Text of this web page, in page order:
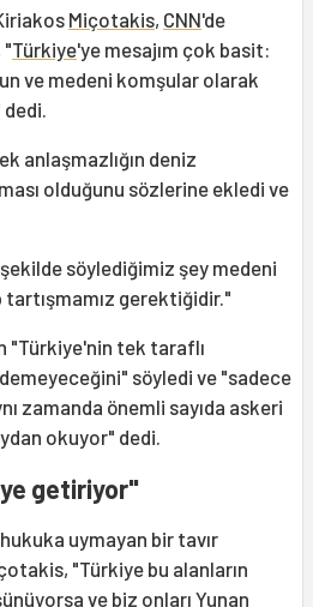
Miçotakis, CNN'de
"Türkiye'ye mesajım çok basit:
ve medeni komşular olarak
dedi.
anlaşmazlığın deniz
olduğunu sözlerine ekledi ve
söylediğimiz şey medeni
gerektiğidir."
"Türkiye'nin tek taraflı
söyledi ve "sadece
zamanda önemli sayıda askeri
okuyor" dedi.
getiriyor"
uymayan bir tavır
"Türkiye bu alanların
ve biz onları Yunan